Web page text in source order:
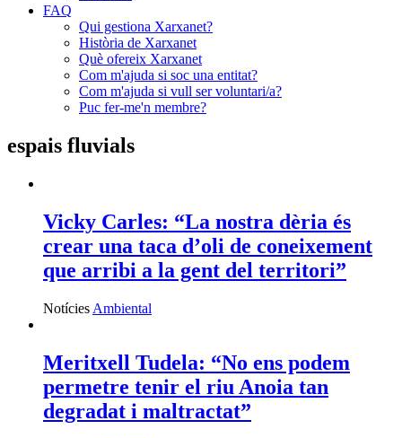
FAQ
Qui gestiona Xarxanet?
Història de Xarxanet
Què ofereix Xarxanet
Com m'ajuda si soc una entitat?
Com m'ajuda si vull ser voluntari/a?
Puc fer-me'n membre?
espais fluvials
Vicky Carles: “La nostra dèria és
crear una taca d’oli de coneixement
que arribi a la gent del territori”
Notícies Ambiental
Meritxell Tudela: “No ens podem
permetre tenir el riu Anoia tan
degradat i maltractat”